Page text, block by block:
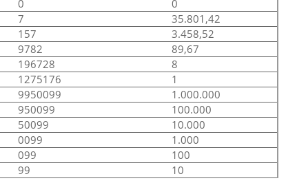
0
0
7
35.801,42
157
3.458,52
9782
89,67
196728
8
1275176
1
9950099
1.000.000
950099
100.000
50099
10.000
0099
1.000
099
100
99 10